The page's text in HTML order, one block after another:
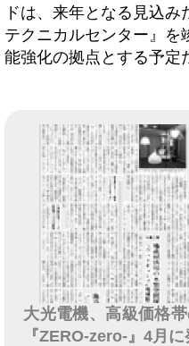
ドは、来年となる見込
テクニカルセンター』を
能強化の拠点とする予定
大光電機、高級価格
『ZERO-zero-』4月